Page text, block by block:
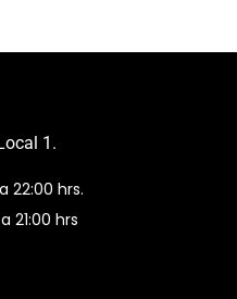
1.
22:00 hrs.
21:00 hrs